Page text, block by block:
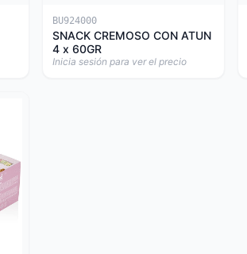
BU924000
SNACK CREMOSO CON ATUN
4 x 60GR
Inicia sesión para ver el precio